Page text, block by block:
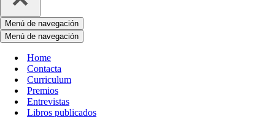
Menú de navegación
Menú de navegación
Home
Contacta
Curriculum
Premios
Entrevistas
Libros publicados